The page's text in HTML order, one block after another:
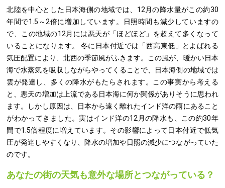
北陸を中心とした日本海側の地域では、12月の降水量がこの約30
年間で1.5～2倍に増加しています。日照時間も減少していますの
で、この地域の12月には悪天が「ほどほど」を超えて多くなって
いることになります。 冬に日本付近では「西高東低」とよばれる
気圧配置により、北西の季節風がふきます。この風が、暖かい日本
海で水蒸気を吸収しながらやってくることで、日本海側の地域では
雲が発達し、多くの降水がもたらされます。この事実から考える
と、悪天の増加は上流である日本海に何か関係がありそうに思われ
ます。しかし原因は、日本から遠く離れたインド洋の雨にあること
がわかってきました。実はインド洋の12月の降水も、この約30年
間で1.5倍程度に増えています。その影響によって日本付近で低気
圧が発達しやすくなり、降水の増加や日照の減少につながっていた
のです。
あなたの街の天気も意外な場所とつながっている？